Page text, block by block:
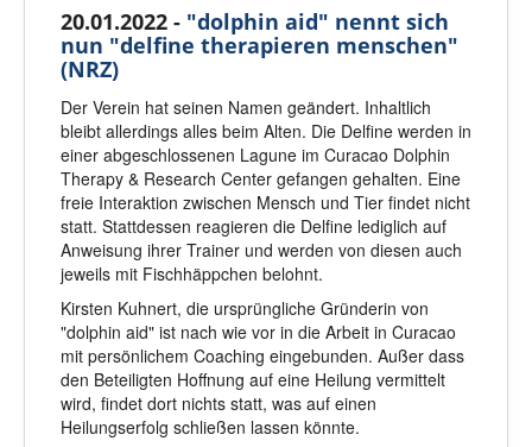
20.01.2022 - "dolphin aid" nennt sich
nun "delfine therapieren menschen"
(NRZ)
Der Verein hat seinen Namen geändert. Inhaltlich
bleibt allerdings alles beim Alten. Die Delfine werden in
einer abgeschlossenen Lagune im Curacao Dolphin
Therapy & Research Center gefangen gehalten. Eine
freie Interaktion zwischen Mensch und Tier findet nicht
statt. Stattdessen reagieren die Delfine lediglich auf
Anweisung ihrer Trainer und werden von diesen auch
jeweils mit Fischhäppchen belohnt.
Kirsten Kuhnert, die ursprüngliche Gründerin von
"dolphin aid" ist nach wie vor in die Arbeit in Curacao
mit persönlichem Coaching eingebunden. Außer dass
den Beteiligten Hoffnung auf eine Heilung vermittelt
wird, findet dort nichts statt, was auf einen
Heilungserfolg schließen lassen könnte.